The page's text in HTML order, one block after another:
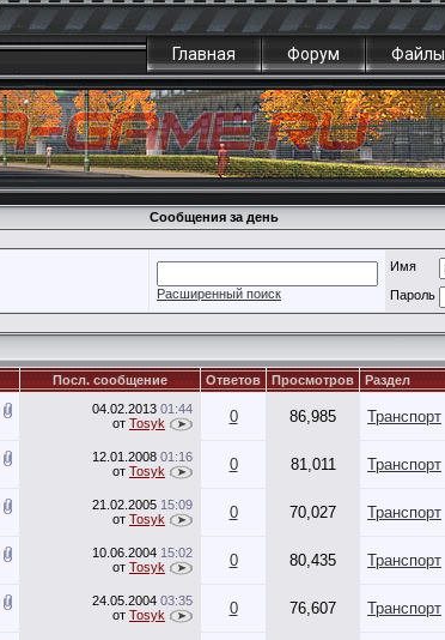
Главная Форум Файлы
Сообщения за день
Расширенный поиск
Имя
Пароль
Посл. сообщение Ответов Просмотров Раздел
04.02.2013 01:44
от Tosyk 0 86,985 Транспорт
12.01.2008 01:16
от Tosyk 0 81,011 Транспорт
21.02.2005 15:09
от Tosyk 0 70,027 Транспорт
10.06.2004 15:02
от Tosyk 0 80,435 Транспорт
24.05.2004 03:35
от Tosyk 0 76,607 Транспорт